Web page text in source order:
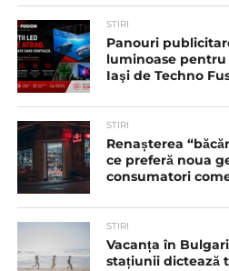
STIRI
Panouri
luminoase
Iaşi de Techno
STIRI
Renașterea
ce preferă noua
consumatori
STIRI
Vacanța în
stațiunii dictează